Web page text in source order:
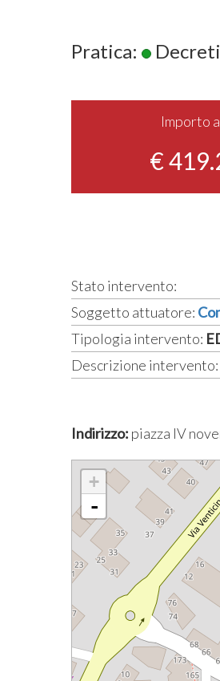
Pratica:
Importo
€
Stato intervento:
Soggetto attuatore:
Tipologia intervento:
Descrizione intervento:
Indirizzo: piazza IV
+
-